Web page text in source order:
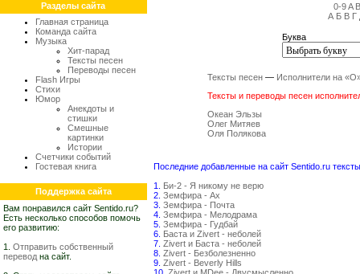
Разделы сайта
Главная страница
Команда сайта
Музыка
Хит-парад
Тексты песен
Переводы песен
Flash Игры
Стихи
Юмор
Анекдоты и
стишки
Смешные
картинки
Истории
Счетчики событий
Гостевая книга
Поддержка сайта
Вам понравился сайт Sentido.ru?
Есть несколько способов помочь
его развитию:
1. Отправить собственный
перевод на сайт.
0-9 A
А Б В Г
Буква
Тексты песен — Исполнители на
Тексты и переводы песен
Океан Эльзы
Олег Митяев
Оля Полякова
Последние добавленные на сайт Sentido.ru
1. Би-2 - Я никому не верю
2. Земфира - Ах
3. Земфира - Почта
4. Земфира - Мелодрама
5. Земфира - Гудбай
6. Баста и Zivert - неболей
7. Zivert и Баста - неболей
8. Zivert - Безболезненно
9. Zivert - Beverly Hills